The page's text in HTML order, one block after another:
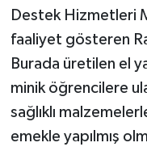
Destek Hizmetleri
faaliyet gösteren
Burada üretilen el
minik öğrencilere
sağlıklı
emekle yapılmış